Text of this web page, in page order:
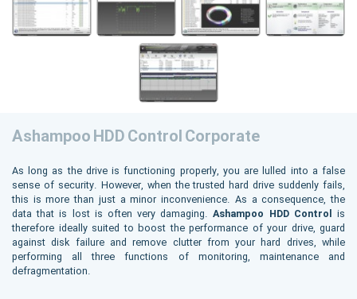
Ashampoo HDD Control Corporate
As long as the drive is functioning properly, you are lulled into a false
sense of security. However, when the trusted hard drive suddenly fails,
this is more than just a minor inconvenience. As a consequence, the
data that is lost is often very damaging.Ashampoo HDD Control is
therefore ideally suited to boost the performance of your drive, guard
against disk failure and remove clutter from your hard drives, while
performing all three functions of monitoring, maintenance and
defragmentation.